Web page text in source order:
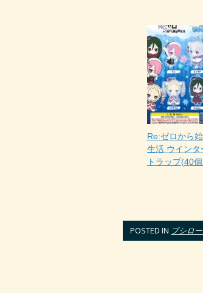
Re:ゼロから
生活 ウインタ
トラップ(40
POSTED IN ブシロ